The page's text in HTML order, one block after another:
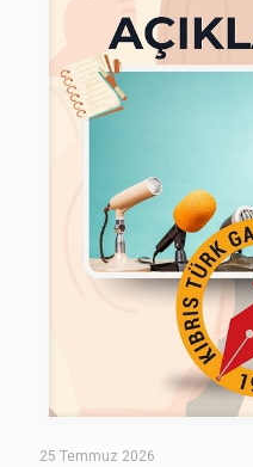
25 Temmuz 2026